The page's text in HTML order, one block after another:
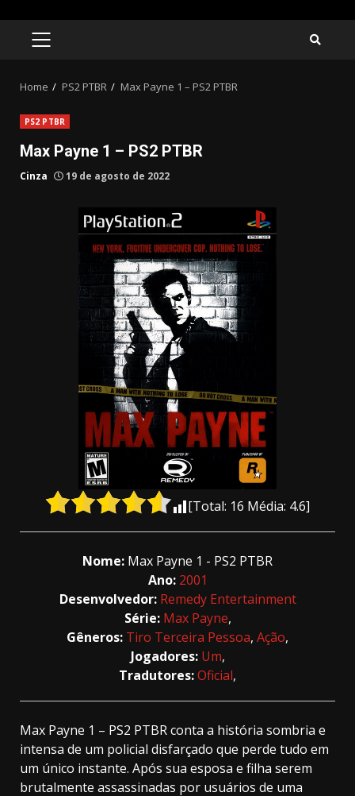
PRIMARY
Home PS2 PTBR Max Payne 1 – PS2 PTBR
PS2 PTBR
Max Payne 1 – PS2 PTBR
Cinza 19 de agosto de 2022
[Total: 16 Média: 4.6]
Nome: Max Payne 1 - PS2 PTBR
Ano: 2001
Desenvolvedor: Remedy Entertainment
Série: Max Payne,
Gêneros: Tiro Terceira Pessoa, Ação,
Jogadores: Um,
Tradutores:Oficial,
Max Payne 1 – PS2 PTBR conta a história sombria e
intensa de um policial disfarçado que perde tudo em
um único instante. Após sua esposa e filha serem
brutalmente assassinadas por usuários de uma